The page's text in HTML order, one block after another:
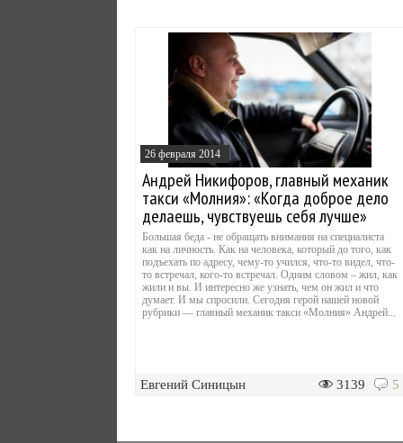
26 февраля 2014
Андрей Никифоров, главный механик
такси «Молния»: «Когда доброе дело
делаешь, чувствуешь себя лучше»
Большая беда - не обращать внимания на специалиста
как на личность. Как на человека, который до того, как
подъехать по адресу, чему-то учился, что-то видел, что-
то встречал, кого-то встречал. Одним словом – жил, как
жили и вы. И интересно же узнать, чем он жил и что
думает. И мы спросили. Сегодня герой нашей новой
рубрики — главный механик такси «Молния» Андрей...
Евгений Синицын 5
3139